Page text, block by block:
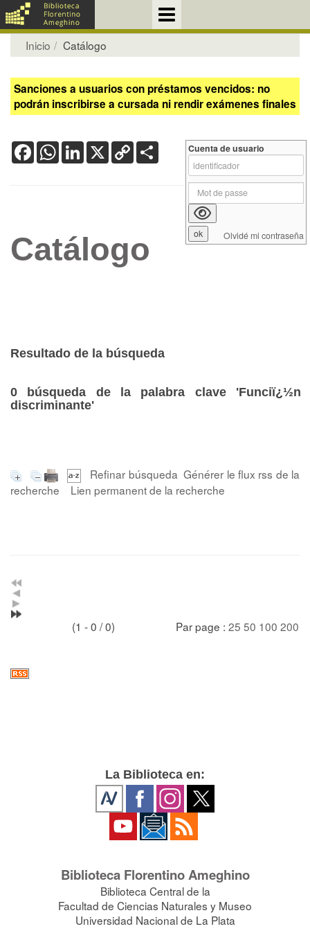
Inicio Catálogo
Sanciones a usuarios con préstamos vencidos: no
podrán inscribirse a cursada ni rendir exámenes finales
FacebookWhatsApp
LinkedIn
X Copy
Link
Catálogo
Resultado de la búsqueda
0 búsqueda de la palabra clave 'Funciï¿½n
discriminante'
Refinar búsqueda Générer le flux rss de la
recherche
Lien permanent de la recherche
(1 - 0 / 0) Par page : 25 50 100 200
Cuenta de usuario
Olvidé mi contraseña
La Biblioteca en:
Biblioteca Florentino Ameghino
Biblioteca Central de la
Facultad de Ciencias Naturales y Museo
Universidad Nacional de La Plata